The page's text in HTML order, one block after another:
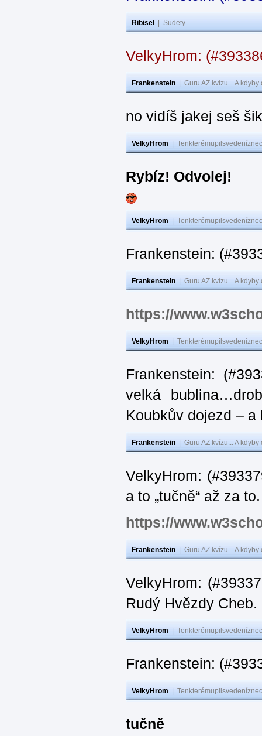
Ribisel Sudety
VelkyHrom:
Frankenstein Guru AZ kvízu... A
no vidíš jakej seš
VelkyHrom
Rybíz! Odvolej!
VelkyHrom
Frankenstein:
Frankenstein Guru AZ kvízu... A
https://
VelkyHrom
Frankenstein:
velká
Koubkův dojezd –
Frankenstein Guru AZ kvízu... A
VelkyHrom:
a to „tučně“ až za
https://
Frankenstein Guru AZ kvízu... A
VelkyHrom:
Rudý Hvězdy Cheb.
VelkyHrom
Frankenstein:
VelkyHrom
tučně